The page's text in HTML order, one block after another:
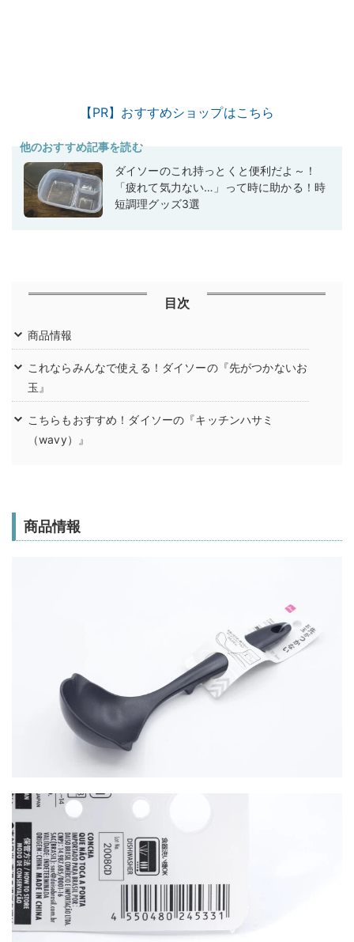
【PR】おすすめショップはこちら
他のおすすめ記事を読む
ダイソーのこれ持っとくと便利だよ～！
「疲れて気力ない…」って時に助かる！時
短調理グッズ3選
目次
商品情報
これならみんなで使える！ダイソーの『先がつかないお
玉』
こちらもおすすめ！ダイソーの『キッチンハサミ
（wavy）』
商品情報